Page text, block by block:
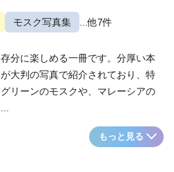
モスク写真集 ...他7件
分に楽しめる一冊です。分厚い本
大判の写真で紹介されており、特
リーンのモスクや、マレーシアの
もっと見る